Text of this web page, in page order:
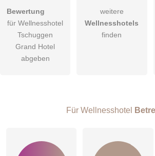
DieDatenschutzerklärunghabe ich zur
öffentliche Frage stellen
Wellnesshotel-Eintrag zu stellen.
Bewertung
für Wellnesshotel
Tschuggen
Grand Hotel
abgeben
weitere
Wellnesshotels
finden
Für Wellnesshotel